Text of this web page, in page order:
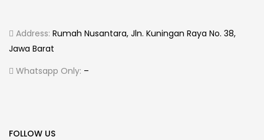
Address: Rumah Nusantara, Jln. Kuningan Raya No. 38,
Jawa Barat
Whatsapp Only: –
FOLLOW US